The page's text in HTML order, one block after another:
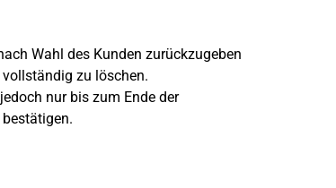
Wahl des Kunden zurückzugeben
zu löschen.
nur bis zum Ende der